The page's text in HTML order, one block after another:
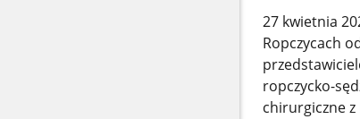
27 kwietnia
Ropczycach
ropczycko-
chirurgiczne